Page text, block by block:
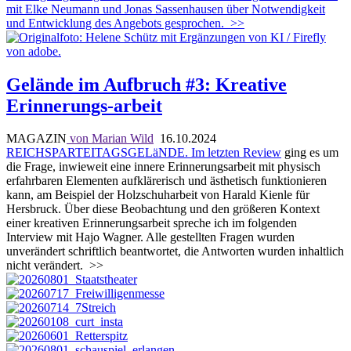
mit Elke Neumann und Jonas Sassenhausen über Notwendigkeit
und Entwicklung des Angebots gesprochen. >>
Gelände im Aufbruch #3: Kreative
Erinnerungs-arbeit
MAGAZIN von Marian Wild 16.10.2024
REICHSPARTEITAGSGELäNDE. Im letzten Review ging es um
die Frage, inwieweit eine innere Erinnerungsarbeit mit physisch
erfahrbaren Elementen aufklärerisch und ästhetisch funktionieren
kann, am Beispiel der Holzschuharbeit von Harald Kienle für
Hersbruck. Über diese Beobachtung und den größeren Kontext
einer kreativen Erinnerungsarbeit spreche ich im folgenden
Interview mit Hajo Wagner. Alle gestellten Fragen wurden
unverändert schriftlich beantwortet, die Antworten wurden inhaltlich
nicht verändert. >>